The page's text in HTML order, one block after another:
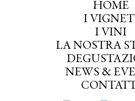
HOME
I
I VINI
LA NOSTRA
NEWS &